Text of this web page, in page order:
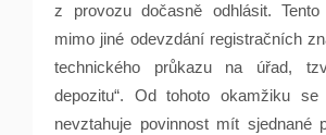
z provozu dočasně odhlásit.
mimo jiné odevzdání registračních
technického průkazu na úřad,
depozitu“. Od tohoto okamžiku
nevztahuje povinnost mít sjednané